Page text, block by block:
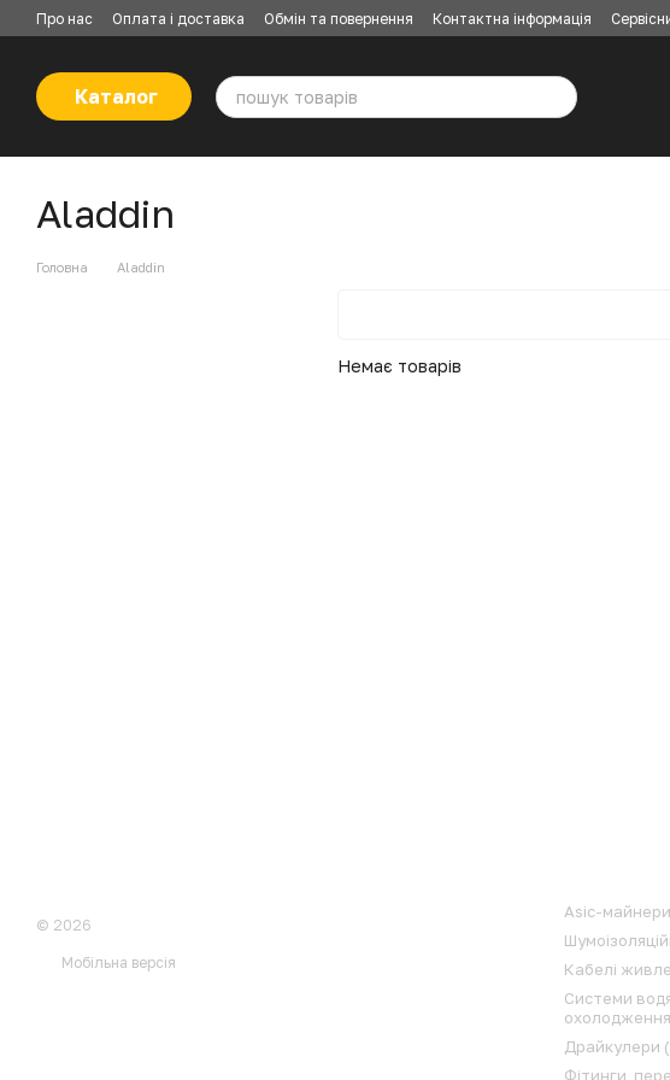
Перейти до основного контенту
Про нас Оплата і доставка Обмін та повернення Контактна інформація
Каталог
Aladdin
Головна Aladdin
Немає товарів
© 2026
Мобільна версія
Asic-майнери
Кабелі
Системи
охолодження
Драйкулери
Фітинги,